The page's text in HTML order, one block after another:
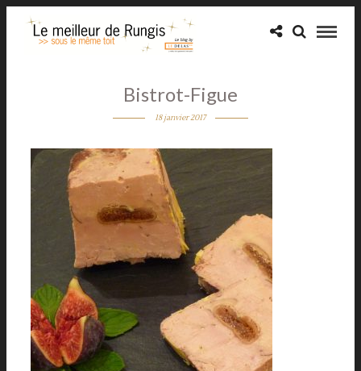
Bistrot-Figue
18 janvier 2017